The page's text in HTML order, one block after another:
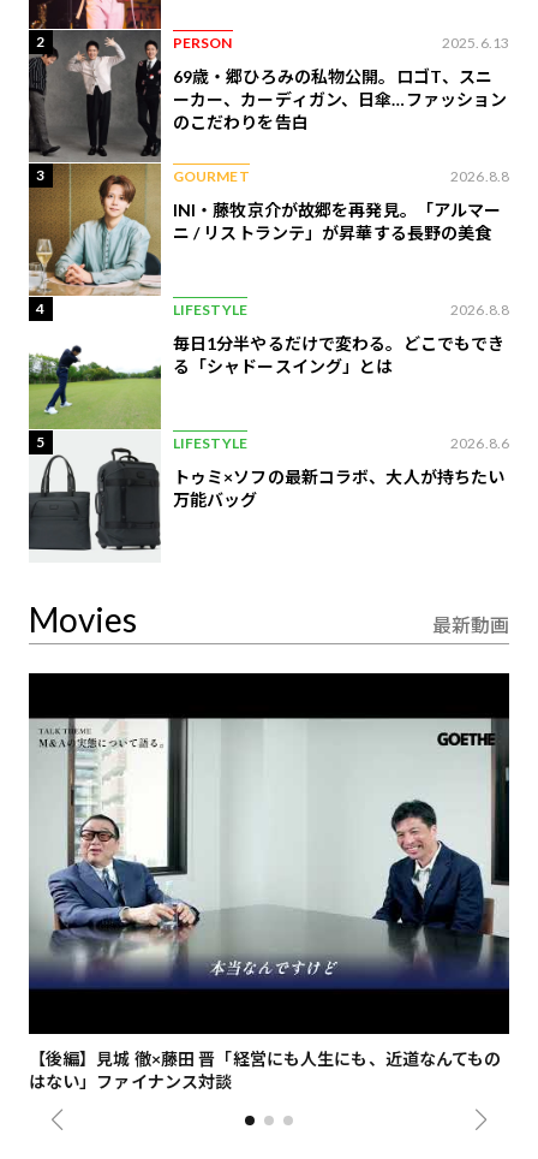
2 PERSON 2025.6.13
69歳・郷ひろみの私物公開。ロゴT、スニ
ーカー、カーディガン、日傘…ファッション
のこだわりを告白
3 GOURMET 2026.8.8
INI・藤牧京介が故郷を再発見。「アルマー
ニ / リストランテ」が昇華する長野の美食
4 LIFESTYLE 2026.8.8
毎日1分半やるだけで変わる。どこでもでき
る「シャドースイング」とは
5 LIFESTYLE 2026.8.6
トゥミ×ソフの最新コラボ、大人が持ちたい
万能バッグ
Movies 最新動画
【後編】見城 徹×藤田 晋「経営にも人生にも、近道なんてもの
はない」ファイナンス対談